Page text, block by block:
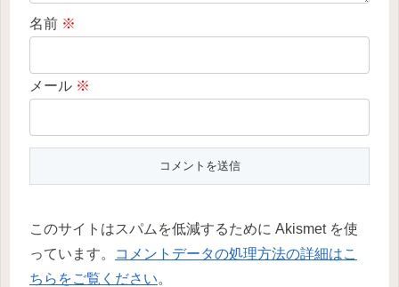
名前 ※
メール ※
このサイトはスパムを低減するために Akismet を使
っています。
コメントデータの処理方法の詳細はこ
ちらをご覧ください。